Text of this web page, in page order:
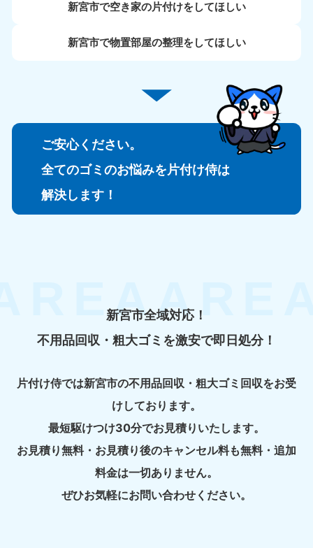
新宮市で空き家の片付けをしてほしい
新宮市で物置部屋の整理をしてほしい
ご安心ください。
全てのゴミのお悩みを片付け侍は
解決します！
新宮市全域対応！
不用品回収・粗大ゴミを激安で即日処分！
片付け侍では新宮市の不用品回収・粗大ゴミ回収をお受
けしております。
最短駆けつけ30分でお見積りいたします。
お見積り無料・お見積り後のキャンセル料も無料・追加
料金は一切ありません。
ぜひお気軽にお問い合わせください。